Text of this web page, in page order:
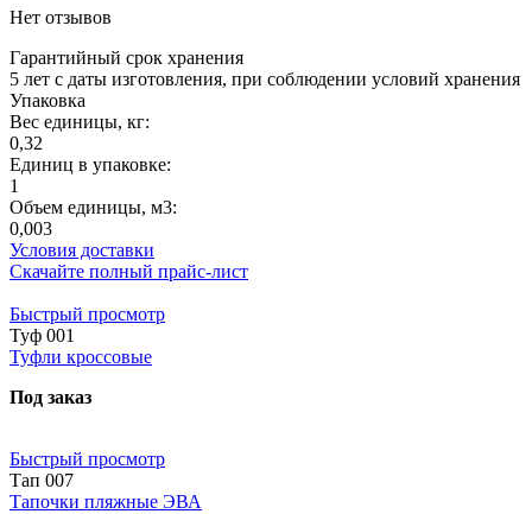
Нет отзывов
Гарантийный срок хранения
5 лет с даты изготовления, при соблюдении условий хранения
Упаковка
Вес единицы, кг:
0,32
Единиц в упаковке:
1
Объем единицы, м3:
0,003
Условия доставки
Скачайте полный прайс-лист
Быстрый просмотр
Туф 001
Туфли кроссовые
Под заказ
Быстрый просмотр
Тап 007
Тапочки пляжные ЭВА